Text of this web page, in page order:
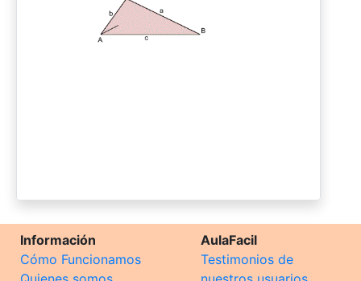
Información
Cómo Funcionamos
AulaFacil
Testimonios de